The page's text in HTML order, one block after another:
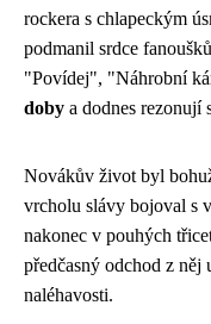
rockera s chlapeckým
podmanil srdce
"Povídej", "Náhrobní
doby a dodnes rezonují
Novákův život byl
vrcholu slávy bojoval s
nakonec v pouhých
předčasný odchod z něj
naléhavosti.